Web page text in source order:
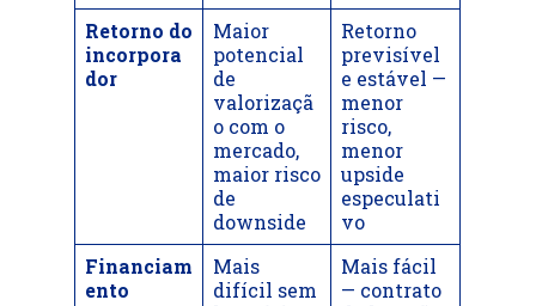
Retorno do
incorpora
dor
Maior
potencial
de
valorizaçã
o com o
mercado,
maior risco
de
downside
Retorno
previsível
e estável —
menor
risco,
menor
upside
especulati
vo
Financiam
ento
Mais
difícil sem
Mais fácil
— contrato